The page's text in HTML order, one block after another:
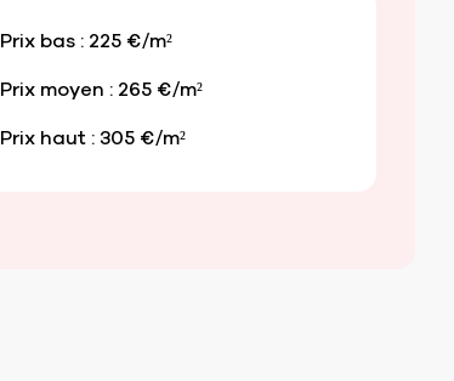
Prix bas : 225 €/m²
Prix moyen : 265 €/m²
Prix haut : 305 €/m²